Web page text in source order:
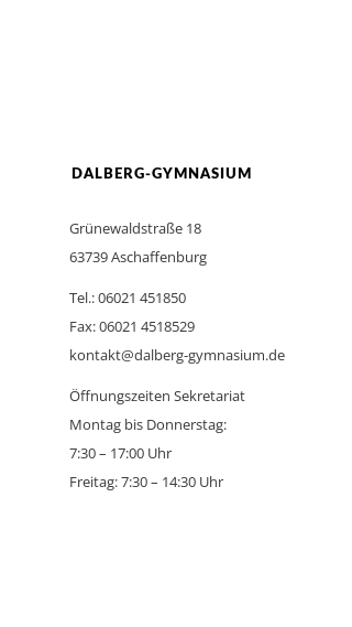
DALBERG-GYMNASIUM
Grünewaldstraße 18
63739 Aschaffenburg
Tel.: 06021 451850
Fax: 06021 4518529
kontakt@dalberg-gymnasium.de
Öffnungszeiten Sekretariat
Montag bis Donnerstag:
7:30 – 17:00 Uhr
Freitag: 7:30 – 14:30 Uhr